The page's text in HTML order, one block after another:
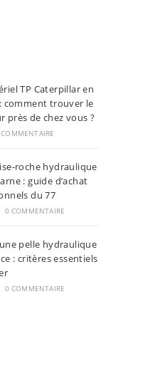
TP Caterpillar en
comment trouver le
près de chez vous ?
roche hydraulique
: guide d’achat
du 77
0 COMMENTAIRE
pelle hydraulique
: critères essentiels
0 COMMENTAIRE